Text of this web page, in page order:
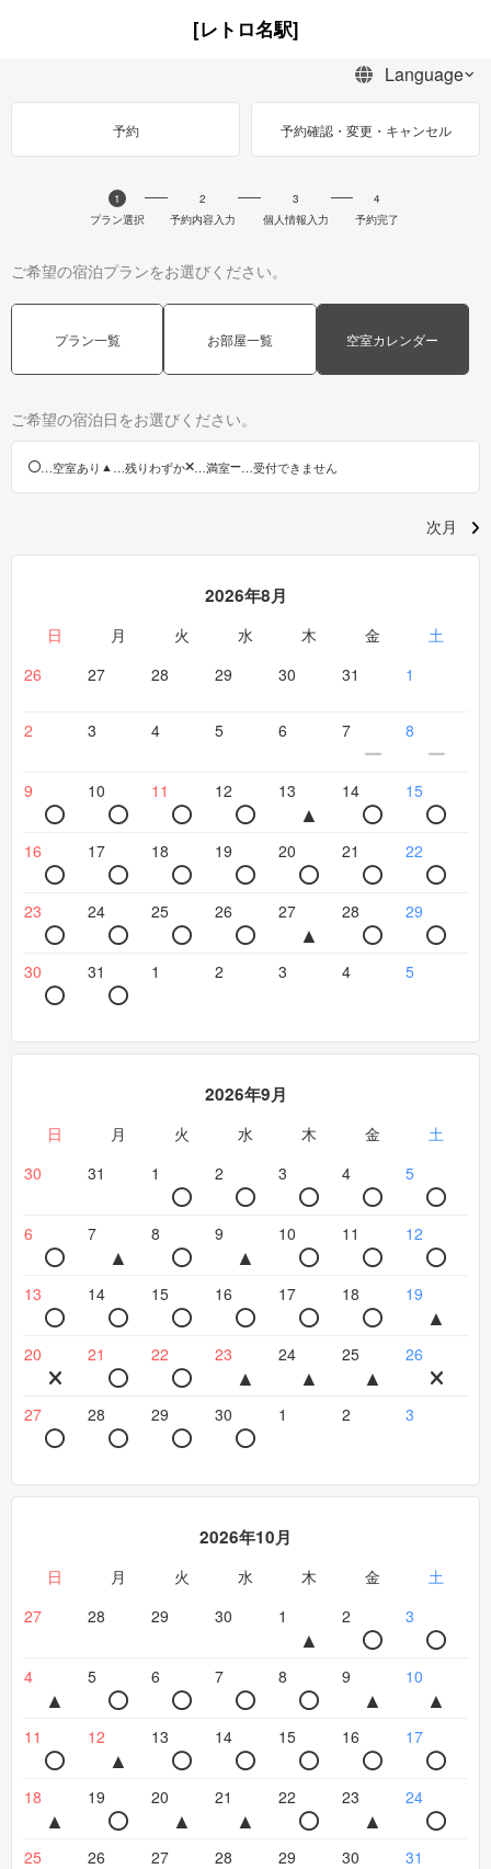
[レトロ名駅]
予約 予約確認・変更・キャンセル
1
プラン選択
2
予約内容入力
3
個人情報入力
4
予約完了
ご希望の宿泊プランをお選びください。
プラン一覧 お部屋一覧 空室カレンダー
ご希望の宿泊日をお選びください。
…空室あり …残りわずか …満室 …受付できません
次月
2026年8月
日 月 火 水 木 金
土
26
27 28 29 30 31 1
2 3 4 5 6 7 8
9 10 11 12 13 14 15
16 17 18 19 20 21 22
23 24 25 26 27 28 29
30 31 1 2 3 4 5
2026年9月
日 月 火 水 木 金
土
30
31 1 2 3 4 5
6 7 8 9 10 11 12
13 14 15 16 17 18 19
20 21 22 23 24 25 26
27 28 29 30 1 2 3
2026年10月
日 月 火 水 木 金
土
27
28 29 30 1 2 3
4 5 6 7 8 9 10
11 12 13 14 15 16 17
18 19 20 21 22 23 24
25 26 27 28 29 30 31